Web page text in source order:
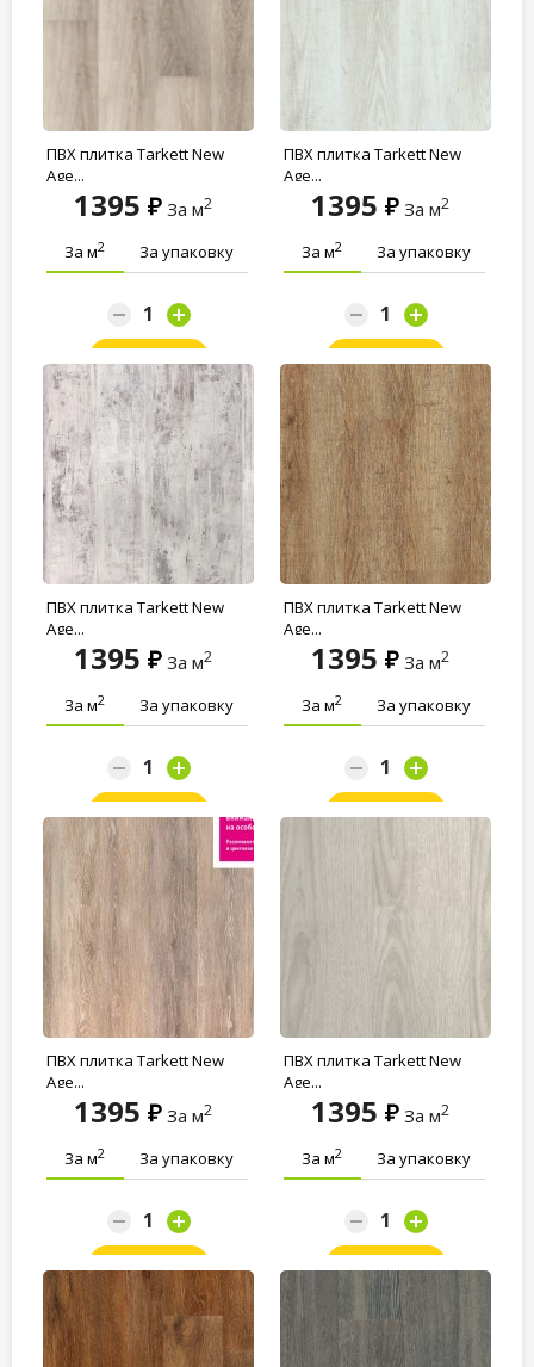
ПВХ плитка Tarkett New
Age...
1395 За м2
За м2 За упаковку
Заказать
ПВХ плитка Tarkett New
Age...
1395 За м2
За м2 За упаковку
Заказать
ПВХ плитка Tarkett New
Age...
1395 За м2
За м2 За упаковку
Заказать
ПВХ плитка Tarkett New
Age...
1395 За м2
За м2 За упаковку
Заказать
ПВХ плитка Tarkett New
Age...
1395 За м2
За м2 За упаковку
Заказать
ПВХ плитка Tarkett New
Age...
1395 За м2
За м2 За упаковку
Заказать